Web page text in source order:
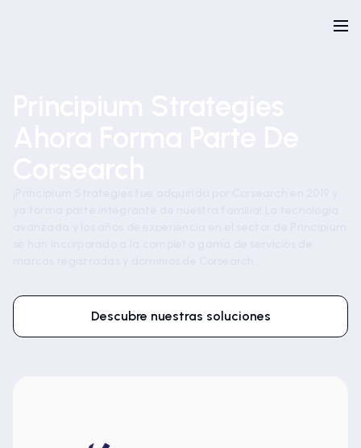
Descubre nuestras soluciones